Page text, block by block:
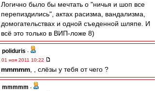
Логично было бы мечтать о "ничья и шоп все
перепиздились", актах расизма, вандализма,
домогательствах и одной съеденной шляпе. И
всё это только в ВИП-ложе 8)
poliduris -
01 ноя 2011 10:22
mmmmm , , слёзы у тебя от чего ?
mmmmm -